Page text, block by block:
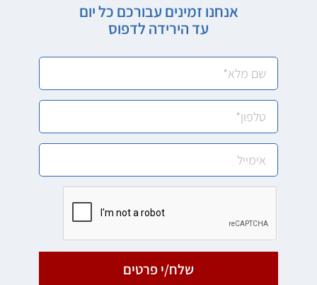
אנחנו זמינים עבורכם כל יום
עד הירידה לדפוס
שלח/י פרטים